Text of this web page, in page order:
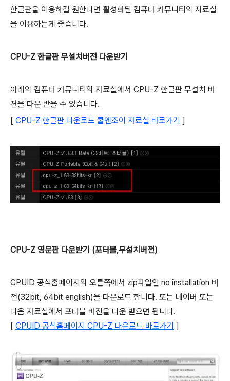
한글판을 이용하길 원한다면 활성화된 컴퓨터 커뮤니티의 자료실
을 이용하는게 좋습니다.
CPU-Z 한글판 무설치버전 다운받기
아래의 컴퓨터 커뮤니티의 자료실에서 CPU-Z 한글판 무설치 버
젼을 다운 받을 수 있습니다.
[ CPU-Z 한글판 다운로드 쿨엔조이 자료실 바로가기 ]
CPU-Z 영문판 다운받기 (포터블,무설치버전)
CPUID 공식홈페이지의 오른쪽에서 zip파일인 no installation 버
전(32bit, 64bit english)을 다운로드 합니다. 또는 네이버 또는
다음 자료실에서 포터블 버전을 다운 받으면 됩니다.
[ CPUID 공식홈페이지 CPU-Z 다운로드 바로가기 ]